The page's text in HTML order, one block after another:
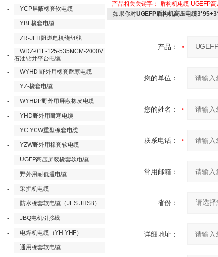
- YCP屏蔽橡套软电缆
- YBF橡套电缆
- ZR-JEH阻燃电机绕组线
-
WDZ-01L-125-535MCM-2000V
石油钻井平台电缆
-
WYHD 野外用橡套耐寒电缆
- YZ-橡套电缆
- WYHDP野外用屏蔽橡皮电缆
- YHD野外用耐寒电缆
- YC YCW重型橡套电缆
- YZW野外用橡套软电缆
- UGFP高压屏蔽橡套软电缆
- 野外用耐低温电缆
- 采掘机电缆
- 防水橡套软电缆（JHS JHSB）
- JBQ电机引接线
- 电焊机电缆（YH YHF）
- 通用橡套软电缆
产品相关关键字： 盾构机电缆 UGEFP
如果你对UGEFP盾构机高压电缆
产品：
您的单位：
您的姓名：
联系电话：
常用邮箱：
省份：
详细地址：